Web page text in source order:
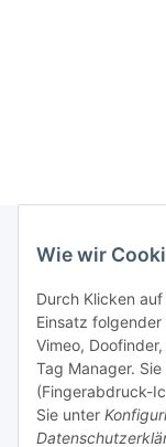
Wie wir
Durch Klicken
Einsatz folgender
Vimeo,
Tag Manager.
(Fingerabdruck-
Sie unter
Rechtliches
Allgemeines
Firma